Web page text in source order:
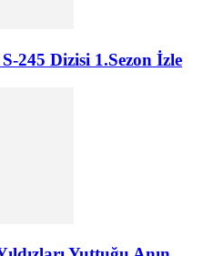
245 Dizisi 1.Sezon İzle